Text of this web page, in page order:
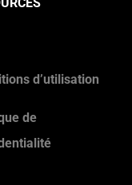
d’utilisation
de